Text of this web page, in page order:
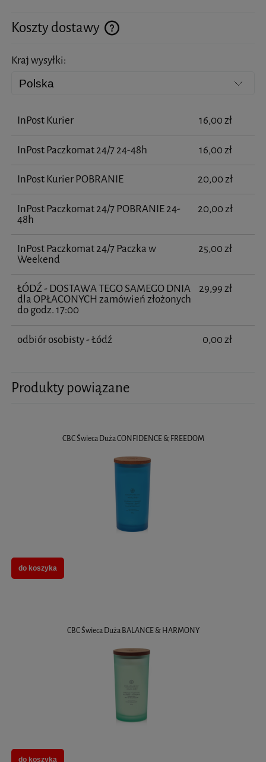
Koszty dostawy
Cena nie zawiera ewentualnych kosztów płatności
Kraj wysyłki:
InPost Kurier 16,00 zł
InPost Paczkomat 24/7 24-48h 16,00 zł
InPost Kurier POBRANIE 20,00 zł
InPost Paczkomat 24/7 POBRANIE 24-
48h
20,00 zł
InPost Paczkomat 24/7 Paczka w
Weekend
25,00 zł
ŁÓDŹ - DOSTAWA TEGO SAMEGO DNIA
dla OPŁACONYCH zamówień złożonych
do godz. 17:00
29,99 zł
odbiór osobisty - Łódź 0,00 zł
Produkty powiązane
CBC Świeca Duża CONFIDENCE & FREEDOM
do koszyka
CBC Świeca Duża BALANCE & HARMONY
do koszyka